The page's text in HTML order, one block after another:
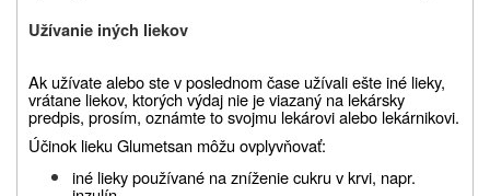
Užívanie iných liekov
Ak užívate alebo ste v poslednom čase užívali ešte iné lieky,
vrátane liekov, ktorých výdaj nie je viazaný na lekársky
predpis, prosím, oznámte to svojmu lekárovi alebo lekárnikovi.
Účinok lieku Glumetsan môžu ovplyvňovať:
iné lieky používané na zníženie cukru v krvi, napr.